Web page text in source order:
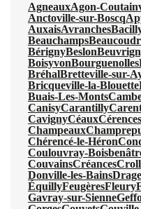
AgneauxAgon-
Anctoville-sur-Boscq
AuxaisAvranches
Beauchamps
BérignyBeslon
BoisyvonBourguenolles
BréhalBretteville-sur-
Bricqueville-la-Blouette
Buais-Les-Monts
CanisyCarantilly
CavignyCéauxCérences
Champeaux
Chérencé-le-Héron
Coulouvray-
CouvainsCréances
Donville-les-Bains
ÉquillyFeugèresFleury
Gavray-sur-Sienne